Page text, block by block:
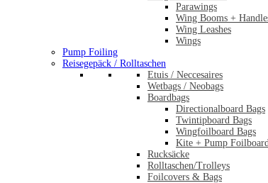
Parawings
Wing Booms +
Wing Leashes
Wings
Pump Foiling
Reisegepäck / Rolltaschen
Etuis / Neccesaires
Wetbags / Neobags
Boardbags
Directionalboard Bags
Twintipboard Bags
Wingfoilboard Bags
Kite + Pump
Rucksäcke
Rolltaschen/Trolleys
Foilcovers & Bags